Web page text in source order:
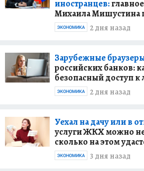
иностранцев:
Михаила Мишустина
2 дня назад
ЭКОНОМИКА
Зарубежные
российских банков:
безопасный доступ
2 дня назад
ЭКОНОМИКА
Уехал на дачу или в
услуги ЖКХ можно
сколько на этом
3 дня назад
ЭКОНОМИКА